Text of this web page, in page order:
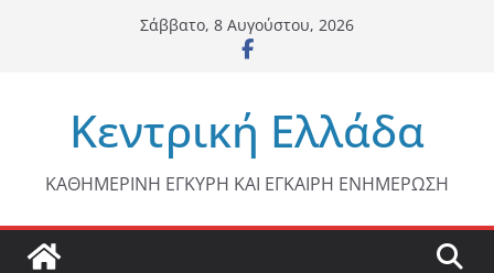
Σάββατο, 8 Αυγούστου, 2026
Κεντρική Ελλάδα
ΚΑΘΗΜΕΡΙΝΗ ΕΓΚΥΡΗ ΚΑΙ ΕΓΚΑΙΡΗ ΕΝΗΜΕΡΩΣΗ